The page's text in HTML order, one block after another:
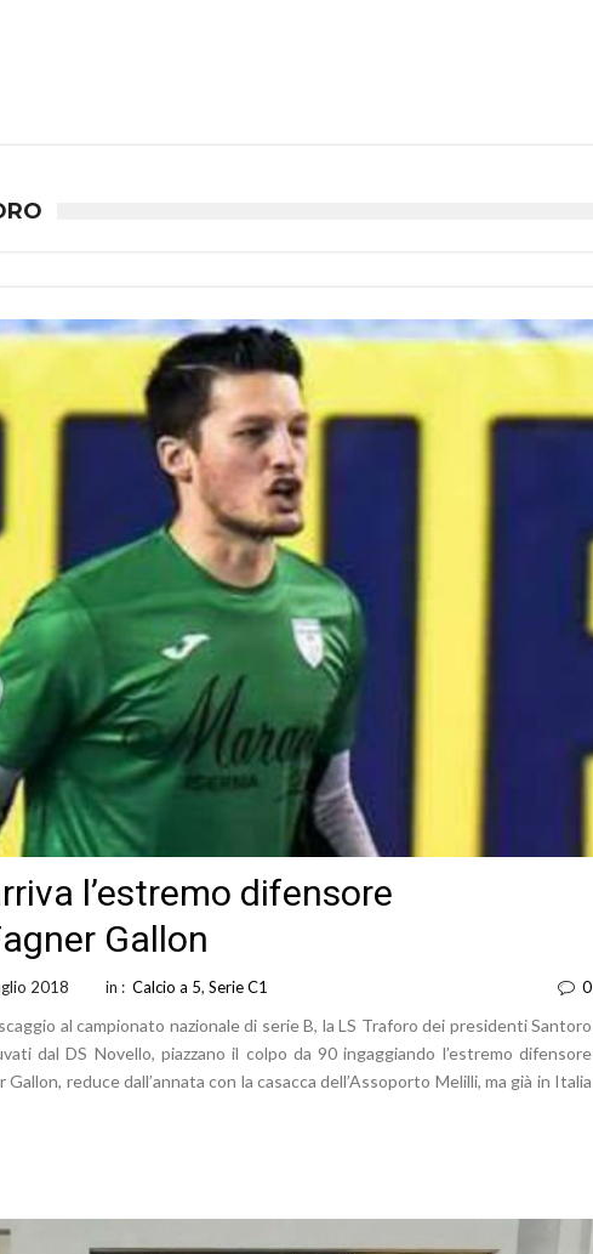
l’estremo difensore
Gallon
2018 in : Calcio a 5, Serie C1 0
al campionato nazionale di serie B, la LS Traforo dei presidenti Santoro
dal DS Novello, piazzano il colpo da 90 ingaggiando l’estremo difensore
reduce dall’annata con la casacca dell’Assoporto Melilli, ma già in Italia